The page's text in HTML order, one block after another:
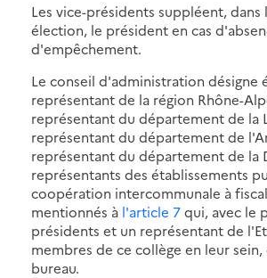
Les vice-présidents suppléent,
élection, le président en cas
d'empêchement.
Le conseil d'administration désigne
représentant de la région Rhône-
représentant du département de la
représentant du département de
représentant du département de la
représentants des établissements
coopération intercommunale à
mentionnés à l'article 7qui, avec le
présidents et un représentant de
membres de ce collège en leur
bureau.